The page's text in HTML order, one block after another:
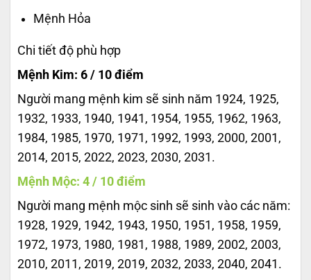
Mệnh Hỏa
Chi tiết độ phù hợp
Mệnh Kim: 6 / 10 điểm
Người mang mệnh kim sẽ sinh năm 1924, 1925,
1932, 1933, 1940, 1941, 1954, 1955, 1962, 1963,
1984, 1985, 1970, 1971, 1992, 1993, 2000, 2001,
2014, 2015, 2022, 2023, 2030, 2031.
Mệnh Mộc: 4 / 10 điểm
Người mang mệnh mộc sinh sẽ sinh vào các năm:
1928, 1929, 1942, 1943, 1950, 1951, 1958, 1959,
1972, 1973, 1980, 1981, 1988, 1989, 2002, 2003,
2010, 2011, 2019, 2019, 2032, 2033, 2040, 2041.